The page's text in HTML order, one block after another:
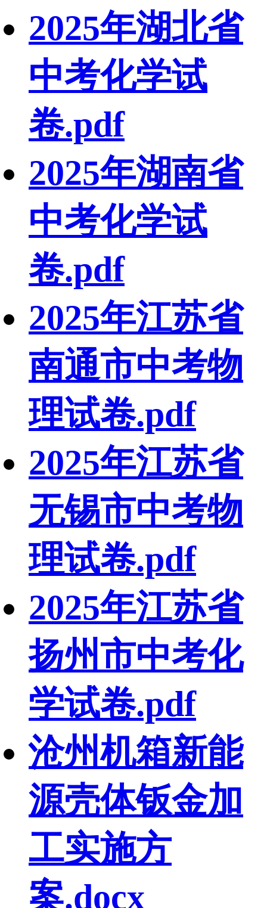
2025年湖北省
中考化学试
卷.pdf
2025年湖南省
中考化学试
卷.pdf
2025年江苏省
南通市中考物
理试卷.pdf
2025年江苏省
无锡市中考物
理试卷.pdf
2025年江苏省
扬州市中考化
学试卷.pdf
沧州机箱新能
源壳体钣金加
工实施方
案.docx